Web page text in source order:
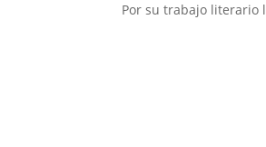
Por su trabajo literario